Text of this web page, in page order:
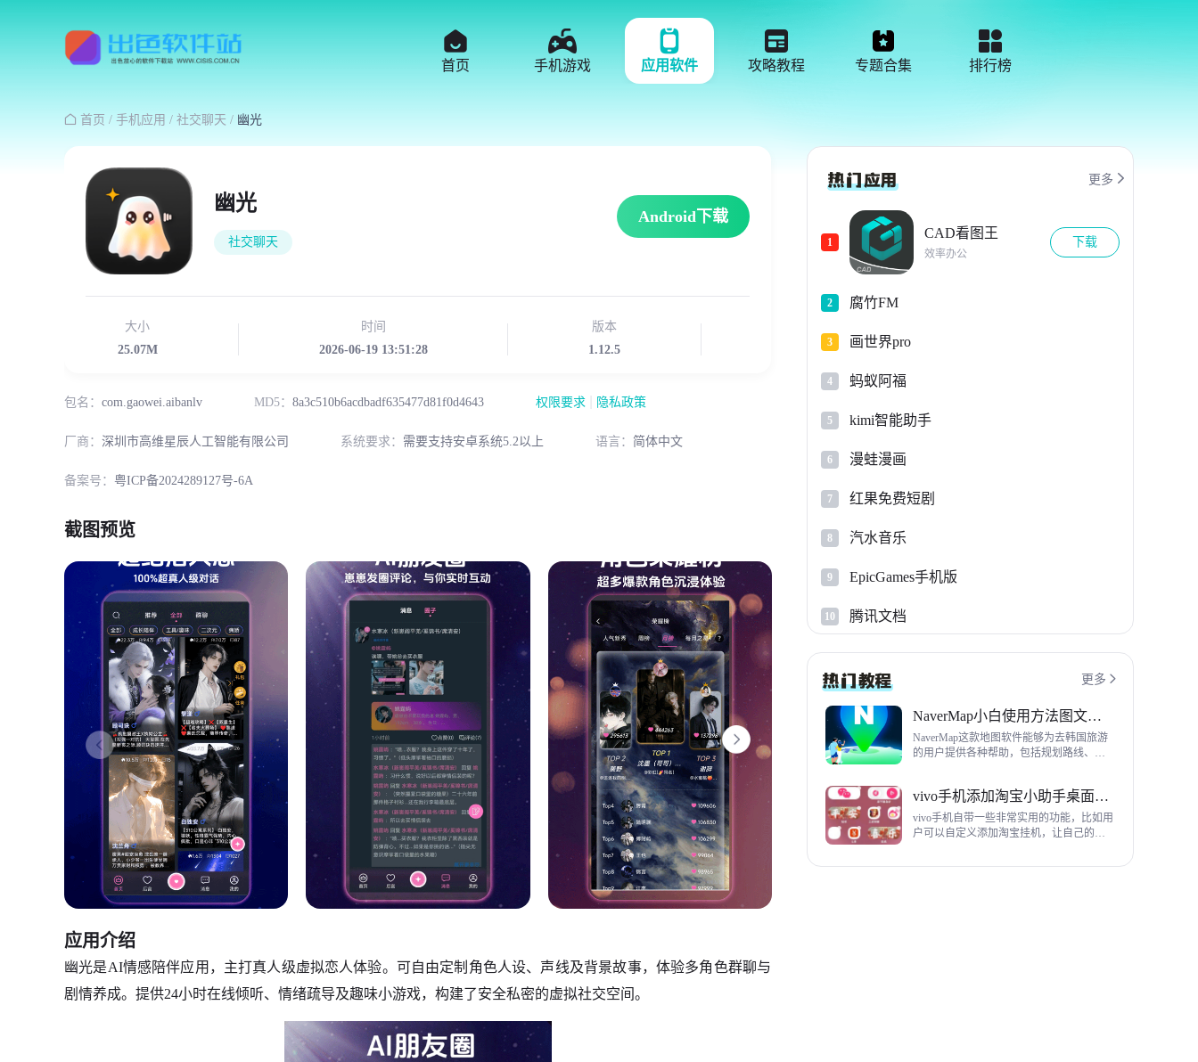
首页 手机游戏 应用软件 攻略教程 专题合集 排行榜
 首页 / 手机应用 / 社交聊天 / 幽光
幽光
社交聊天
Android下载
大小
25.07M
时间
2026-06-19 13:51:28
版本
1.12.5
包名： com.gaowei.aibanlv MD5： 8a3c510b6acdbadf635477d81f0d4643 权限要求 隐私政策
厂商： 深圳市高维星辰人工智能有限公司 系统要求： 需要支持安卓系统5.2以上 语言： 简体中文
备案号： 粤ICP备2024289127号-6A
截图预览
应用介绍
幽光是AI情感陪伴应用，主打真人级虚拟恋人体验。可自由定制角色人设、声线及背景故事，体验多角色群聊与
剧情养成。提供24小时在线倾听、情绪疏导及趣味小游戏，构建了安全私密的虚拟社交空间。
更多 
1
CAD看图王
效率办公
下载
2 腐竹FM
3 画世界pro
4 蚂蚁阿福
5 kimi智能助手
6 漫蛙漫画
7 红果免费短剧
8 汽水音乐
9 EpicGames手机版
10 腾讯文档
更多 
NaverMap小白使用方法图文教程
NaverMap这款地图软件能够为去韩国旅游
的用户提供各种帮助，包括规划路线、导
教程，希望对各位有帮助。
vivo手机添加淘宝小助手桌面挂件方法
vivo手机自带一些非常实用的功能，比如用
户可以自定义添加淘宝挂机，让自己的购
相当方便，下面为大家带来添加淘宝小助